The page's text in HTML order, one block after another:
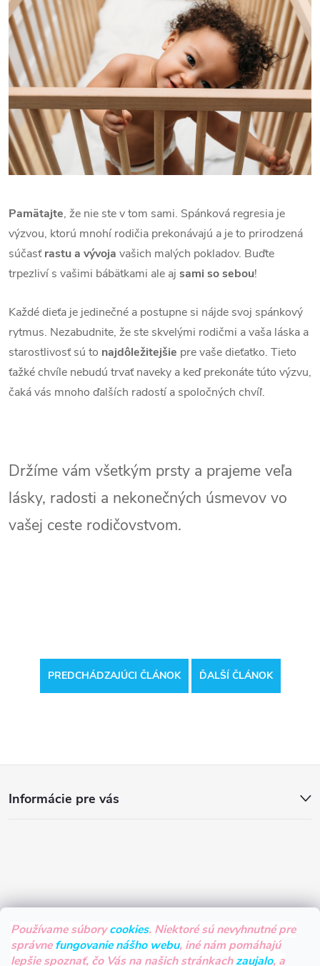
Používame súborycookies. Niektoré sú nevyhnutné pre
správnefungovanie nášho webu, iné nám pomáhajú
lepšie spoznať, čo Vás na našich stránkachzaujalo, a
Pamätajte, že nie ste v tom sami. Spánková regresia je
výzvou, ktorú mnohí rodičia prekonávajú a je to prirodzená
súčasťrastu a vývoja vašich malých pokladov. Buďte
trpezliví s vašimi bábätkami ale aj sami so sebou!
Každé dieťa je jedinečné a postupne si nájde svoj spánkový
rytmus. Nezabudnite, že ste skvelými rodičmi a vaša láska a
starostlivosť sú to najdôležitejšie pre vaše dieťatko. Tieto
ťažké chvíle nebudú trvať naveky a keď prekonáte túto výzvu,
čaká vás mnoho ďalších radostí a spoločných chvíľ.
Držíme vám všetkým prsty a prajeme veľa
lásky, radosti a nekonečných úsmevov vo
vašej ceste rodičovstvom.
PREDCHÁDZAJÚCI ČLÁNOK ĎALŠÍ ČLÁNOK
Informácie pre vás